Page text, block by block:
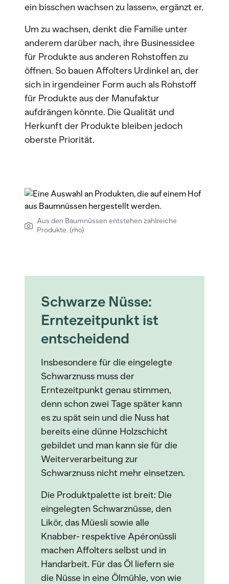
ein bisschen wachsen zu lassen», ergänzt er.
Um zu wachsen, denkt die Familie unter
anderem darüber nach, ihre Businessidee
für Produkte aus anderen Rohstoffen zu
öffnen. So bauen Affolters Urdinkel an, der
sich in irgendeiner Form auch als Rohstoff
für Produkte aus der Manufaktur
aufdrängen könnte. Die Qualität und
Herkunft der Produkte bleiben jedoch
oberste Priorität.
Aus den Baumnüssen entstehen zahlreiche
Produkte. (rho)
Schwarze Nüsse:
Erntezeitpunkt ist
entscheidend
Insbesondere für die eingelegte
Schwarznuss muss der
Erntezeitpunkt genau stimmen,
denn schon zwei Tage später kann
es zu spät sein und die Nuss hat
bereits eine dünne Holzschicht
gebildet und man kann sie für die
Weiterverarbeitung zur
Schwarznuss nicht mehr einsetzen.
Die Produktpalette ist breit: Die
eingelegten Schwarznüsse, den
Likör, das Müesli sowie alle
Knabber- respektive Apéronüssli
machen Affolters selbst und in
Handarbeit. Für das Öl liefern sie
die Nüsse in eine Ölmühle, von wie